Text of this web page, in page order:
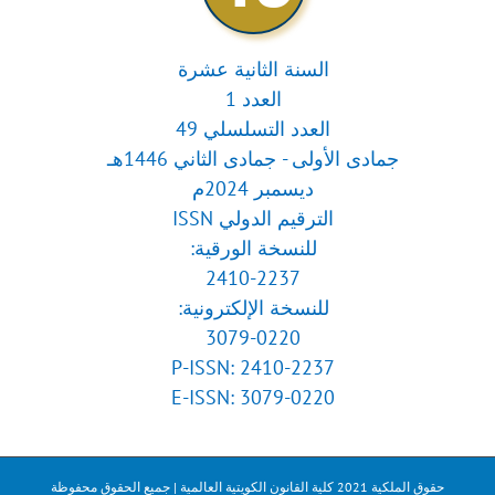
السنة الثانية عشرة
العدد 1
العدد التسلسلي 49
جمادى الأولى - جمادى الثاني 1446هـ
ديسمبر 2024م
الترقيم الدولي ISSN
للنسخة الورقية:
2410-2237
للنسخة الإلكترونية:
3079-0220
P-ISSN: 2410-2237
E-ISSN: 3079-0220
حقوق الملكية 2021 كلية القانون الكويتية العالمية | جميع الحقوق محفوظة